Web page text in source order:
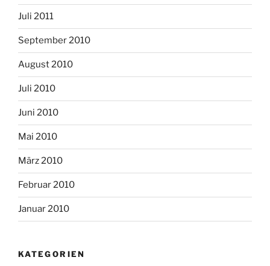
Juli 2011
September 2010
August 2010
Juli 2010
Juni 2010
Mai 2010
März 2010
Februar 2010
Januar 2010
KATEGORIEN